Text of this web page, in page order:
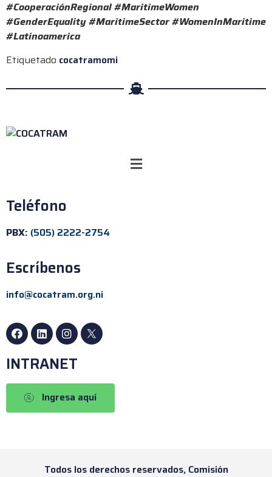
#CooperaciónRegional #MaritimeWomen
#GenderEquality #MaritimeSector #WomenInMaritime
#Latinoamerica
Etiquetado cocatramomi
Teléfono
PBX: (505) 2222-2754
Escríbenos
info@cocatram.org.ni
INTRANET
Ingresa aquí
Todos los derechos reservados, Comisión